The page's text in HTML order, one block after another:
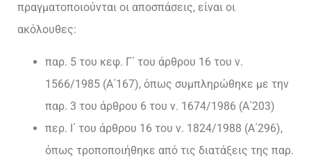
πραγματοποιούνται οι αποσπάσεις, είναι οι
ακόλουθες:
παρ. 5 του κεφ. Γ΄ του άρθρου 16 του ν.
1566/1985 (Α΄167), όπως συμπληρώθηκε με την
παρ. 3 του άρθρου 6 του ν. 1674/1986 (Α΄203)
περ. Ι΄ του άρθρου 16 του ν. 1824/1988 (Α΄296),
όπως τροποποιήθηκε από τις διατάξεις της παρ.